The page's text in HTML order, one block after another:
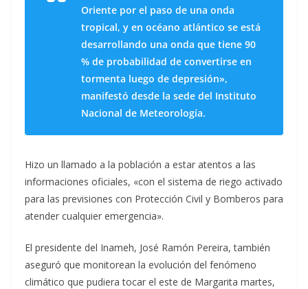
Oriente por el paso de una onda
tropical, y en océano atlántico se está
desarrollando una onda que tiene 90
% de probabilidad de convertirse en
tormenta luego de depresión»,
manifestó desde la sede del Instituto
Nacional de Meteorología.
Hizo un llamado a la población a estar atentos a las
informaciones oficiales, «con el sistema de riego activado
para las previsiones con Protección Civil y Bomberos para
atender cualquier emergencia».
El presidente del Inameh, José Ramón Pereira, también
aseguró que monitorean la evolución del fenómeno
climático que pudiera tocar el este de Margarita martes,